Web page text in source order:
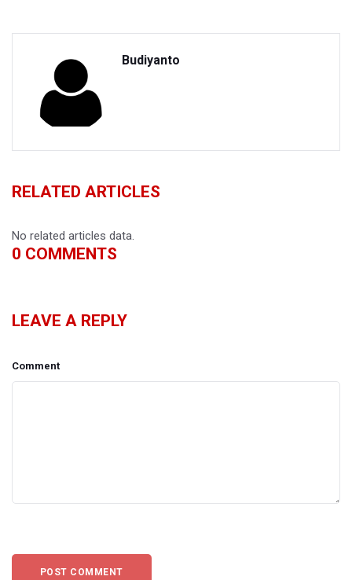
Budiyanto
RELATED ARTICLES
No related articles data.
0 COMMENTS
LEAVE A REPLY
Comment